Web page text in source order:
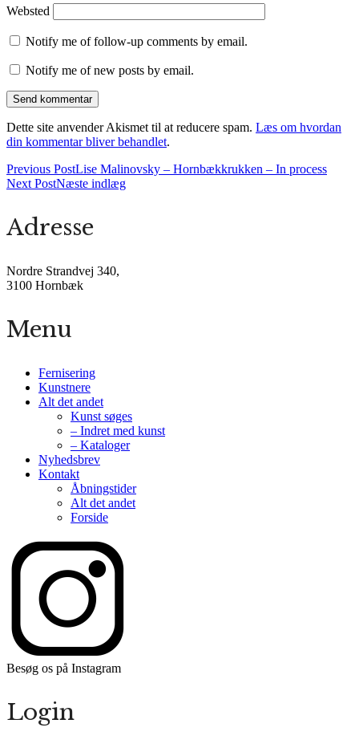
Websted
Notify me of follow-up comments by email.
Notify me of new posts by email.
Dette site anvender Akismet til at reducere spam. Læs om hvordan
din kommentar bliver behandlet.
Previous PostLise Malinovsky – Hornbækkrukken – In process
Next PostNæste indlæg
Adresse
Nordre Strandvej 340,
3100 Hornbæk
Menu
Fernisering
Kunstnere
Alt det andet
Kunst søges
– Indret med kunst
– Kataloger
Nyhedsbrev
Kontakt
Åbningstider
Alt det andet
Forside
Besøg os på Instagram
Login